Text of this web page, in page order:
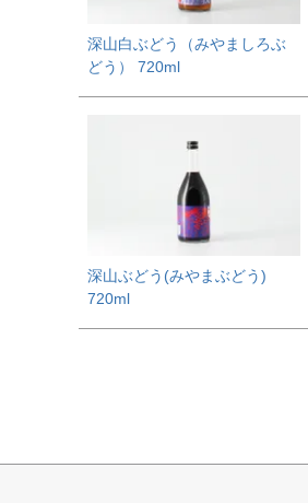
深山白ぶどう（みやましろぶ
どう） 720ml
深山ぶどう(みやまぶどう)
720ml